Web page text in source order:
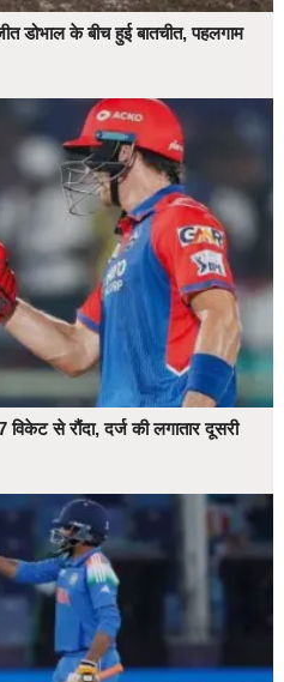
डोभाल के बीच हुई बातचीत, पहलगाम
से रौंदा, दर्ज की लगातार दूसरी